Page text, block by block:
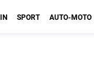
SPORT AUTO-MOTO